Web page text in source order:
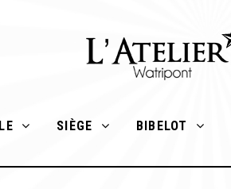
SIÈGE BIBELOT